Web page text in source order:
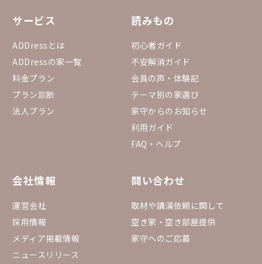
サービス
ADDressとは
ADDressの家一覧
料金プラン
プラン診断
法人プラン
読みもの
初心者ガイド
不安解消ガイド
会員の声・体験記
テーマ別の家選び
家守からのお知らせ
利用ガイド
FAQ・ヘルプ
会社情報
運営会社
採用情報
メディア掲載情報
ニュースリリース
問い合わせ
取材や講演依頼に関して
空き家・空き部屋提供
家守へのご応募